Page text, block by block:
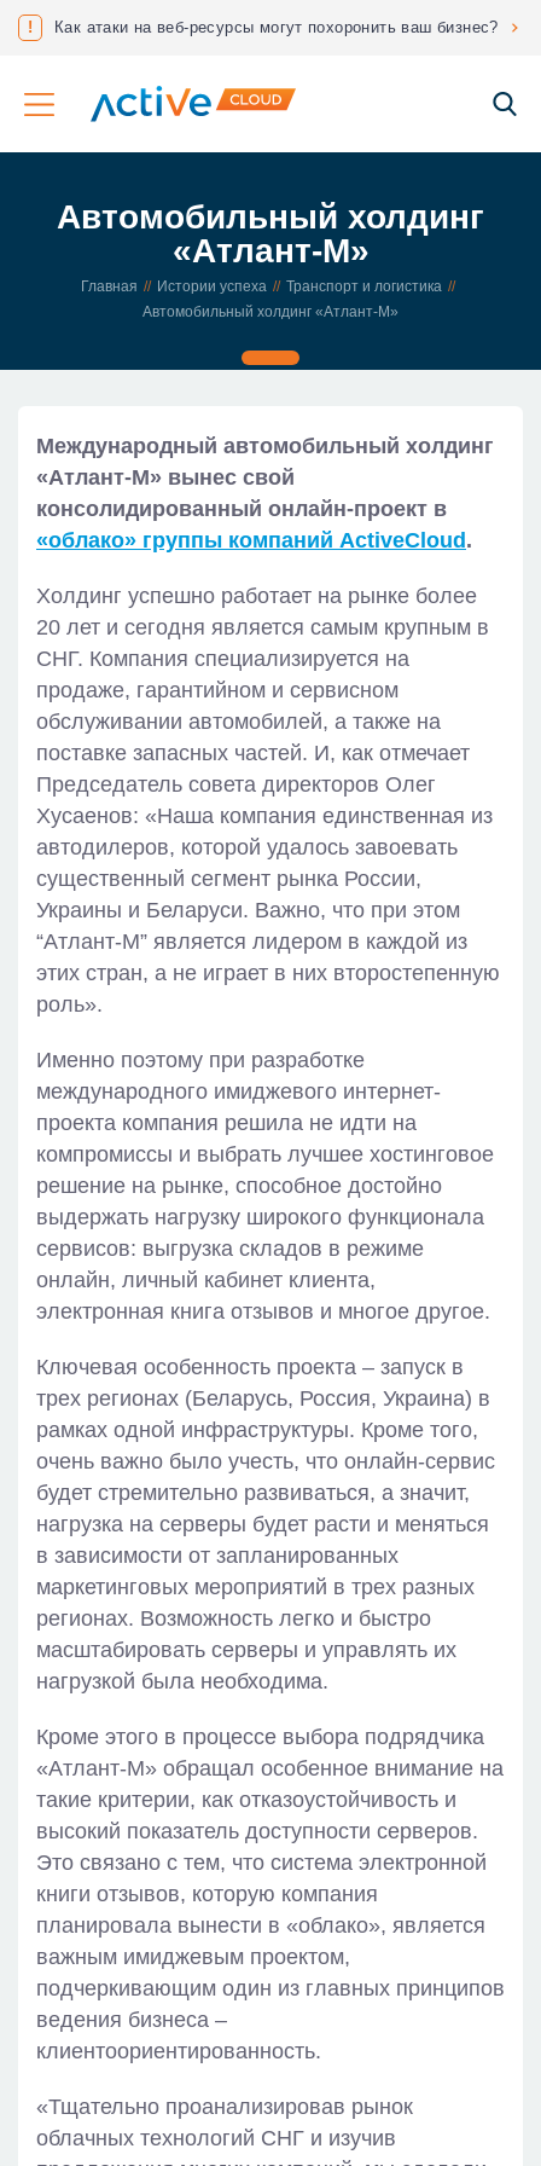
!
Максимизируйте эффективность, используя мощности двух ЦОДов! Как атаки на веб-ресурсы могут похоронить ваш бизнес?
Автомобильный холдинг
«Атлант-М»
Главная Истории успеха
Транспорт и логистика
Автомобильный холдинг «Атлант-М»
Международный автомобильный холдинг
«Атлант-М» вынес свой
консолидированный онлайн-проект в
«облако» группы компаний ActiveCloud .
Холдинг успешно работает на рынке более
20 лет и сегодня является самым крупным в
СНГ. Компания специализируется на
продаже, гарантийном и сервисном
обслуживании автомобилей, а также на
поставке запасных частей. И, как отмечает
Председатель совета директоров Олег
Хусаенов: «Наша компания единственная из
автодилеров, которой удалось завоевать
существенный сегмент рынка России,
Украины и Беларуси. Важно, что при этом
“Атлант-М” является лидером в каждой из
этих стран, а не играет в них второстепенную
роль».
Именно поэтому при разработке
международного имиджевого интернет-
проекта компания решила не идти на
компромиссы и выбрать лучшее хостинговое
решение на рынке, способное достойно
выдержать нагрузку широкого функционала
сервисов: выгрузка складов в режиме
онлайн, личный кабинет клиента,
электронная книга отзывов и многое другое.
Ключевая особенность проекта – запуск в
трех регионах (Беларусь, Россия, Украина) в
рамках одной инфраструктуры. Кроме того,
очень важно было учесть, что онлайн-сервис
будет стремительно развиваться, а значит,
нагрузка на серверы будет расти и меняться
в зависимости от запланированных
маркетинговых мероприятий в трех разных
регионах. Возможность легко и быстро
масштабировать серверы и управлять их
нагрузкой была необходима.
Кроме этого в процессе выбора подрядчика
«Атлант-М» обращал особенное внимание на
такие критерии, как отказоустойчивость и
высокий показатель доступности серверов.
Это связано с тем, что система электронной
книги отзывов, которую компания
планировала вынести в «облако», является
важным имиджевым проектом,
подчеркивающим один из главных принципов
ведения бизнеса –
клиентоориентированность.
«Тщательно проанализировав рынок
облачных технологий СНГ и изучив